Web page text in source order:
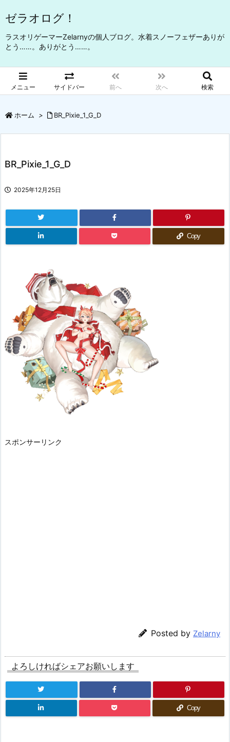
ゼラオログ！
ラスオリゲーマーZelarnyの個人ブログ。水着スノーフェザーありが
とう……。ありがとう……。
メニュー サイドバー 前へ 次へ 検索
ホーム > BR_Pixie_1_G_D
BR_Pixie_1_G_D
2025年12月25日
Copy
スポンサーリンク
Posted by Zelarny
よろしければシェアお願いします
Copy